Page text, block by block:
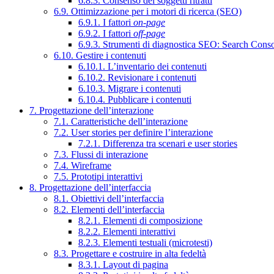
6.9. Ottimizzazione per i motori di ricerca (SEO)
6.9.1. I fattori on-page
6.9.2. I fattori off-page
6.9.3. Strumenti di diagnostica SEO: Search
6.10. Gestire i contenuti
6.10.1. L’inventario dei contenuti
6.10.2. Revisionare i contenuti
6.10.3. Migrare i contenuti
6.10.4. Pubblicare i contenuti
7. Progettazione dell’interazione
7.1. Caratteristiche dell’interazione
7.2. User stories per definire l’interazione
7.2.1. Differenza tra scenari e user stories
7.3. Flussi di interazione
7.4. Wireframe
7.5. Prototipi interattivi
8. Progettazione dell’interfaccia
8.1. Obiettivi dell’interfaccia
8.2. Elementi dell’interfaccia
8.2.1. Elementi di composizione
8.2.2. Elementi interattivi
8.2.3. Elementi testuali (microtesti)
8.3. Progettare e costruire in alta fedeltà
8.3.1. Layout di pagina